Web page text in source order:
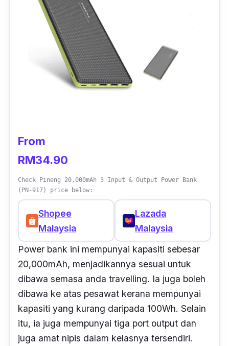
From
RM34.90
Check Pineng 20,000mAh 3 Input & Output Power Bank
(PN-917) price below:
Shopee
Malaysia
Lazada
Malaysia
Power bank ini mempunyai kapasiti sebesar
20,000mAh, menjadikannya sesuai untuk
dibawa semasa anda travelling. Ia juga boleh
dibawa ke atas pesawat kerana mempunyai
kapasiti yang kurang daripada 100Wh. Selain
itu, ia juga mempunyai tiga port output dan
juga amat nipis dalam kelasnya tersendiri.